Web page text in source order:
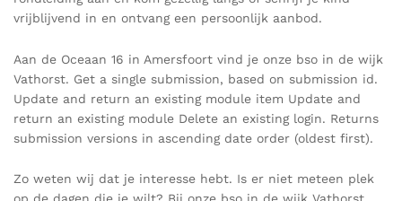
vrijblijvend in en ontvang een persoonlijk aanbod.
Aan de Oceaan 16 in Amersfoort vind je onze bso in de wijk
Vathorst. Get a single submission, based on submission id.
Update and return an existing module item Update and
return an existing module Delete an existing login. Returns
submission versions in ascending date order (oldest first).
Zo weten wij dat je interesse hebt. Is er niet meteen plek